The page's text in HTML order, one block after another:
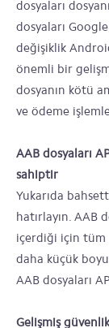
dosyaları
dosyaları
değişiklik
önemli bir
dosyanın kötü
ve ödeme
AAB dosyaları
sahiptir
Yukarıda
hatırlayın. AAB
içerdiği için tüm
daha küçük
AAB dosyaları
Gelişmiş